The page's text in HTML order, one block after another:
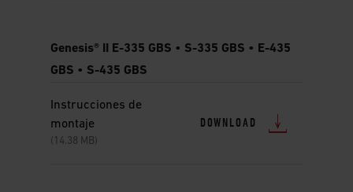
Genesis® II E-335 GBS • S-335 GBS • E-435
GBS • S-435 GBS
Instrucciones de
montaje
(14.38 MB)
DOWNLOAD